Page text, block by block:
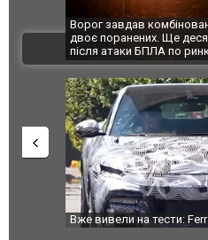
За 2000 кілометрів від
Єкатеринбурзі після
склад Wildberries. ФОТО.
Вийшов трейлер нової